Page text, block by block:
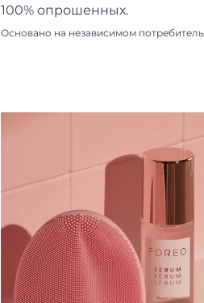
100% опрошенных.
Основано на независимом